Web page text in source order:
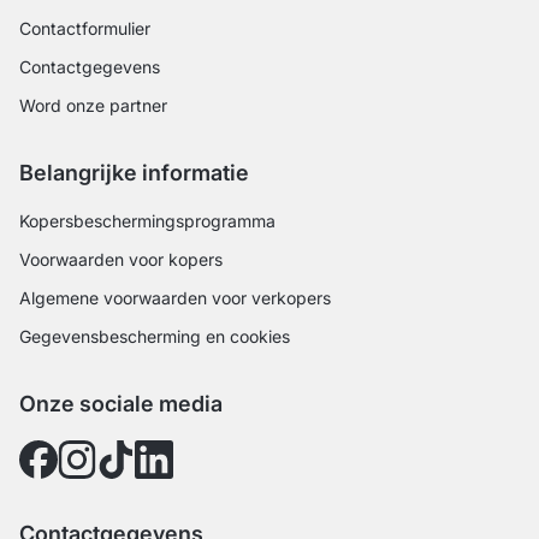
Contactformulier
Contactgegevens
Word onze partner
Belangrijke informatie
Kopersbeschermingsprogramma
Voorwaarden voor kopers
Algemene voorwaarden voor verkopers
Gegevensbescherming en cookies
Onze sociale media
Contactgegevens